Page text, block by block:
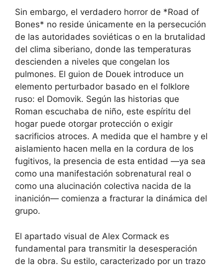
Sin embargo, el verdadero horror de *Road of
Bones* no reside únicamente en la persecución
de las autoridades soviéticas o en la brutalidad
del clima siberiano, donde las temperaturas
descienden a niveles que congelan los
pulmones. El guion de Douek introduce un
elemento perturbador basado en el folklore
ruso: el Domovik. Según las historias que
Roman escuchaba de niño, este espíritu del
hogar puede otorgar protección o exigir
sacrificios atroces. A medida que el hambre y el
aislamiento hacen mella en la cordura de los
fugitivos, la presencia de esta entidad —ya sea
como una manifestación sobrenatural real o
como una alucinación colectiva nacida de la
inanición— comienza a fracturar la dinámica del
grupo.
El apartado visual de Alex Cormack es
fundamental para transmitir la desesperación
de la obra. Su estilo, caracterizado por un trazo